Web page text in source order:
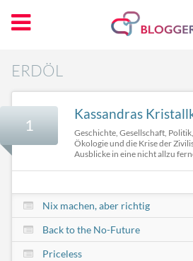
ERDÖL
1
Kassandras
Geschichte, Gesellschaft,
Ökologie und die Krise der
Ausblicke in eine nicht allzu
Nix machen, aber richtig
Back to the No-Future
Priceless